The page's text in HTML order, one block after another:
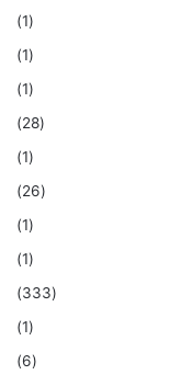
(1)
(1)
(1)
(28)
(1)
(26)
(1)
(1)
(333)
(1)
(6)